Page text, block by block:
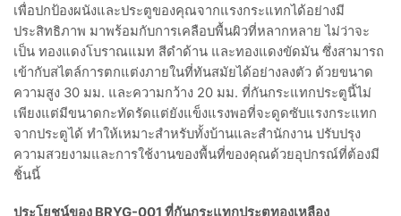
เพื่อปกป้องผนังและประตูของคุณจากแรงกระแทกได้อย่างมี
ประสิทธิภาพ มาพร้อมกับการเคลือบพื้นผิวที่หลากหลาย ไม่ว่าจะ
เป็น ทองแดงโบราณแมท สีดำด้าน และทองแดงขัดมัน ซึ่งสามารถ
เข้ากับสไตล์การตกแต่งภายในที่ทันสมัยได้อย่างลงตัว ด้วยขนาด
ความสูง 30 มม. และความกว้าง 20 มม. ที่กันกระแทกประตูนี้ไม่
เพียงแต่มีขนาดกะทัดรัดแต่ยังแข็งแรงพอที่จะดูดซับแรงกระแทก
จากประตูได้ ทำให้เหมาะสำหรับทั้งบ้านและสำนักงาน ปรับปรุง
ความสวยงามและการใช้งานของพื้นที่ของคุณด้วยอุปกรณ์ที่ต้องมี
ชิ้นนี้
ประโยชน์ของ BRYG-001 ที่กันกระแทกประตูทองเหลือง